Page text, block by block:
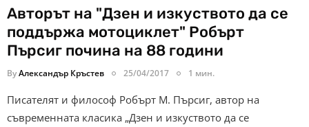
Авторът на "Дзен и изкуството да се
поддържа мотоциклет" Робърт
Пърсиг почина на 88 години
ByАлександър Кръстев 25/04/2017 1 мин.
Писателят и философ Робърт М. Пърсиг, автор на
съвременната класика „Дзен и изкуството да се